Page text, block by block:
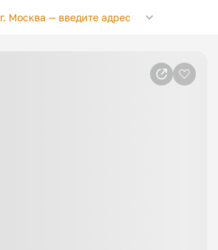
г. Москва —введите адрес